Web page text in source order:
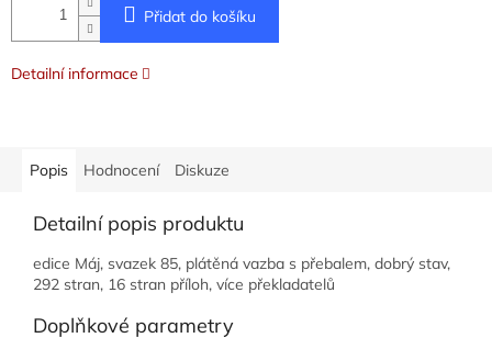
Přidat do košíku
Detailní informace
Popis Hodnocení Diskuze
Detailní popis produktu
edice Máj, svazek 85, plátěná vazba s přebalem, dobrý stav,
292 stran, 16 stran příloh, více překladatelů
Doplňkové parametry